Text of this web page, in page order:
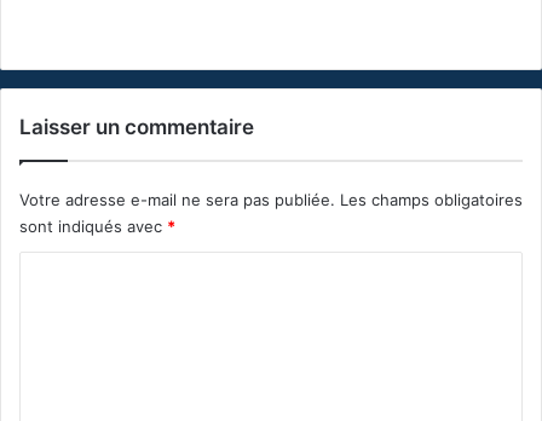
Laisser un commentaire
Votre adresse e-mail ne sera pas publiée. Les champs obligatoires
sont indiqués avec *